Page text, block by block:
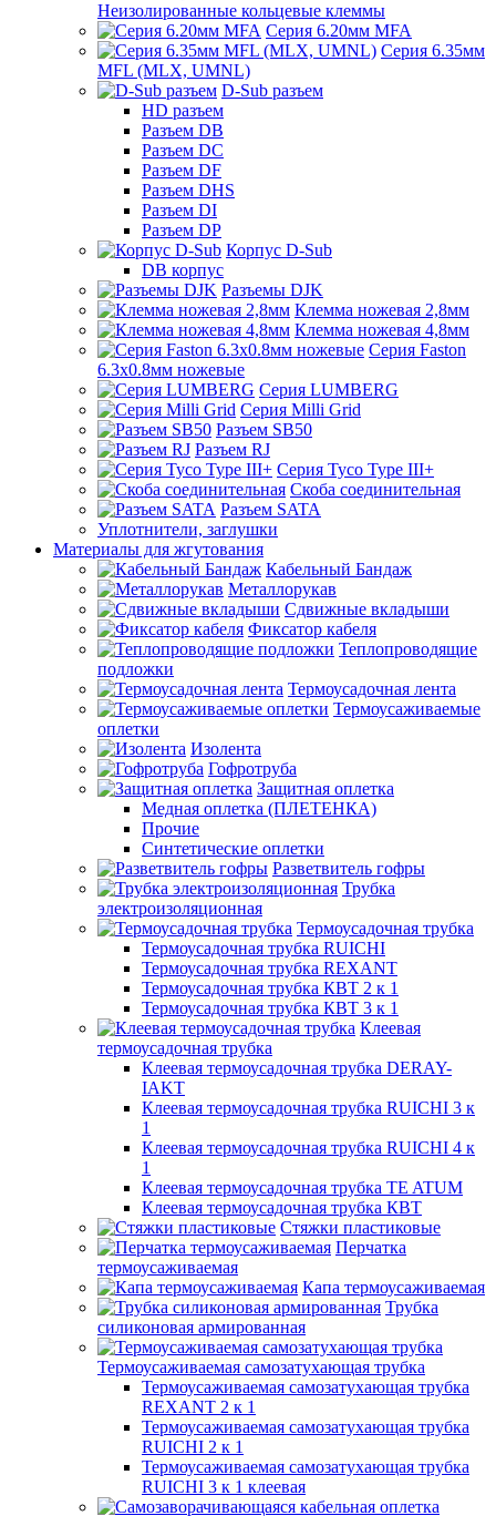
Неизолированные кольцевые клеммы
Серия 6.20мм MFA
Серия 6.35мм
MFL (MLX, UMNL)
D-Sub разъем
HD разъем
Разъем DB
Разъем DC
Разъем DF
Разъем DHS
Разъем DI
Разъем DP
Корпус D-Sub
DB корпус
Разъемы DJK
Клемма ножевая 2,8мм
Клемма ножевая 4,8мм
Серия Faston
6.3х0.8мм ножевые
Серия LUMBERG
Серия Milli Grid
Разъем SB50
Разъем RJ
Серия Tyco Type III+
Скоба соединительная
Разъем SATA
Уплотнители, заглушки
Материалы для жгутования
Кабельный Бандаж
Металлорукав
Сдвижные вкладыши
Фиксатор кабеля
Теплопроводящие
подложки
Термоусадочная лента
Термоусаживаемые
оплетки
Изолента
Гофротруба
Защитная оплетка
Медная оплетка (ПЛЕТЕНКА)
Прочие
Синтетические оплетки
Разветвитель гофры
Трубка
электроизоляционная
Термоусадочная трубка
Термоусадочная трубка RUICHI
Термоусадочная трубка REXANT
Термоусадочная трубка КВТ 2 к 1
Термоусадочная трубка КВТ 3 к 1
Клеевая
термоусадочная трубка
Клеевая термоусадочная трубка DERAY-
IAKT
Клеевая термоусадочная трубка RUICHI 3 к
1
Клеевая термоусадочная трубка RUICHI 4 к
1
Клеевая термоусадочная трубка TE ATUM
Клеевая термоусадочная трубка КВТ
Стяжки пластиковые
Перчатка
термоусаживаемая
Капа термоусаживаемая
Трубка
силиконовая армированная
Термоусаживаемая самозатухающая трубка
Термоусаживаемая самозатухающая трубка
REXANT 2 к 1
Термоусаживаемая самозатухающая трубка
RUICHI 2 к 1
Термоусаживаемая самозатухающая трубка
RUICHI 3 к 1 клеевая